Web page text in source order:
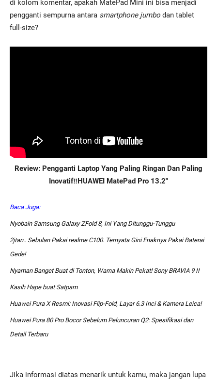
di kolom komentar, apakah MatePad Mini ini bisa menjadi
pengganti sempurna antara smartphone jumbo dan tablet
full-size?
Review: Pengganti Laptop Yang Paling Ringan Dan Paling
Inovatif‼️HUAWEI MatePad Pro 13.2″
Baca Juga:
Nyobain Samsung Galaxy ZFold 8, Ini Yang Ditunggu-Tunggu
2jtan.. Sebulan Pakai realme C100. Ternyata Gini Enaknya Pakai Baterai
Gede!
Nyaman Banget Buat di Tonton, Warna Makin Pekat! Sony BRAVIA 9 II
Kasih Hape buat Satpam
Huawei Pura X Resmi: Inovasi Flip-Fold, Layar 6.3 Inci & Kamera Leica!
Huawei Pura 80 Pro Bocor Sebelum Peluncuran Q2: Spesifikasi dan
Detail Terbaru
Jika informasi diatas menarik untuk kamu, maka jangan lupa